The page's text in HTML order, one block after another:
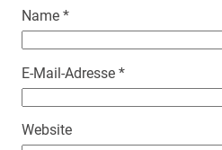
Name *
E-Mail-Adresse *
Website